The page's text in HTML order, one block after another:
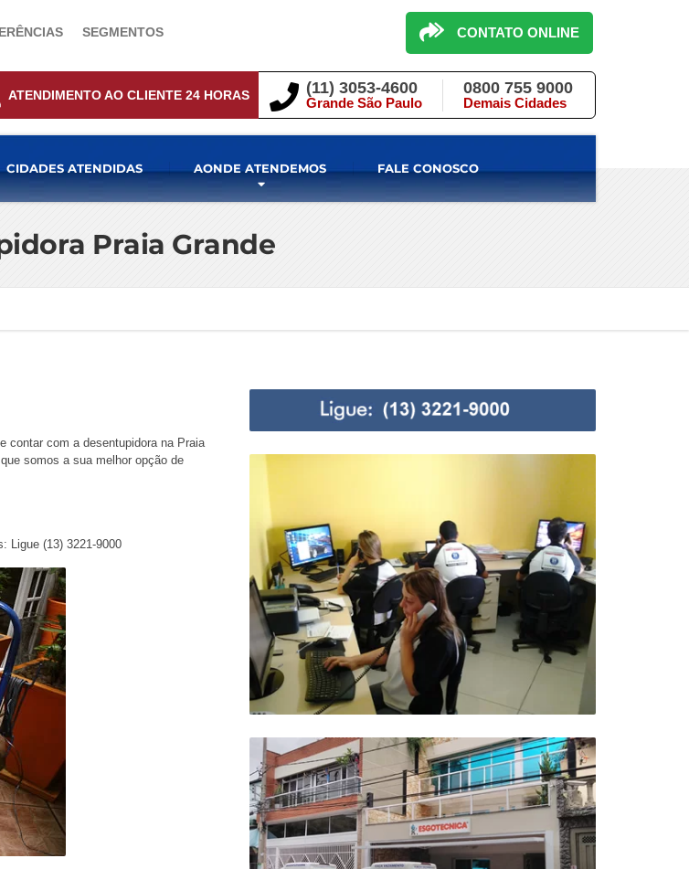
SEGMENTOS CONTATO ONLINE
ATENDIMENTO AO CLIENTE 24 HORAS (11) 3053-4600
Grande São Paulo
0800 755 9000
Demais Cidades
CIDADES ATENDIDAS AONDE ATENDEMOS FALE CONOSCO
Praia Grande
contar com a desentupidora na Praia
somos a sua melhor opção de
Ligue (13) 3221-9000